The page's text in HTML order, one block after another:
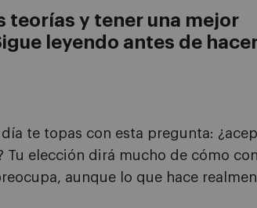
teorías y tener una mejor
leyendo antes de
te topas con esta pregunta:
Tu elección dirá mucho de cómo
aunque lo que hace